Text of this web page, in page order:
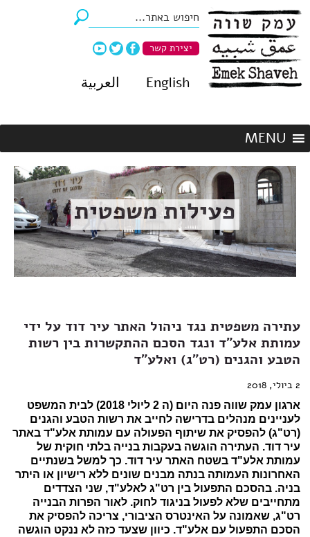
יצירת קשר
English العربية
פעילות משפטית
עתירה משפטית נגד ניהול האתר עיר דוד על ידי
עמותת אלע"ד ונגד הסכם ההתקשרות בין רשות
הטבע והגנים (רט"ג) ואלע"ד
2 ביולי, 2018
ארגון עמק שווה פנה היום (ה 2 ליולי 2018) לבית המשפט
לעניינים מנהלים בדרישה לחייב את רשות הטבע והגנים
(רט"ג) להפסיק את שיתוף הפעולה עם עמותת אלע"ד באתר
עיר דוד. העתירה הוגשה בעקבות בנייה בלתי חוקית של
עמותת אלע"ד בשטח האתר עיר דוד. כך למשל בשנתיים
האחרונות העמותה בנתה מבנים שונים ללא רישיון או היתר
בניה. בהסכם התפעול בין רט"ג לאלע"ד, שני הצדדים
מתחייבים שלא לפעול בניגוד לחוק. לאור הפרות הבנייה
רט"ג, שאמונה על האינטרס הציבורי, צריכה להפסיק את
הסכם התפעול עם אלע"ד. כיוון שצעד כזה לא ננקט הוגשה